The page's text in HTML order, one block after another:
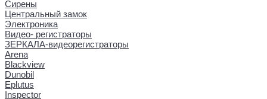
Сирены
Центральный замок
Электроника
Видео- регистраторы
ЗЕРКАЛА-видеорегистраторы
Arena
Blackview
Dunobil
Eplutus
Inspector